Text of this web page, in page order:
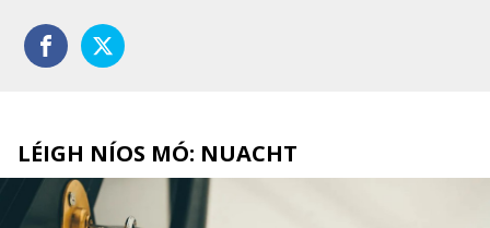
LÉIGH NÍOS MÓ: NUACHT